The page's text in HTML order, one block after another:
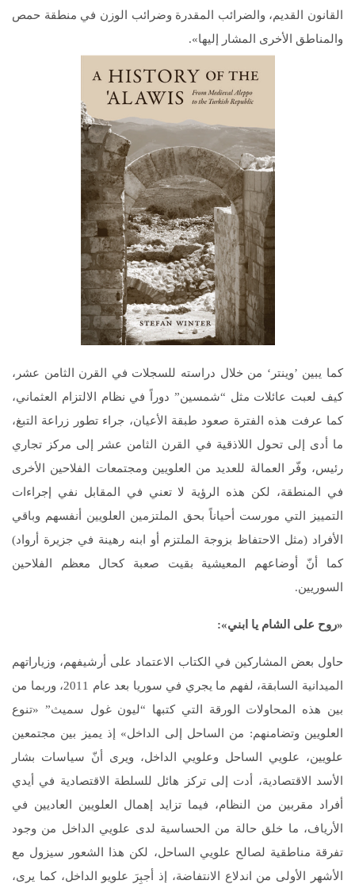
القانون القديم، والضرائب المقدرة وضرائب الوزن في منطقة حمص
والمناطق الأخرى المشار إليها».
كما يبين ’وينتر‘ من خلال دراسته للسجلات في القرن الثامن عشر،
كيف لعبت عائلات مثل “شمسين” دوراً في نظام الالتزام العثماني،
كما عرفت هذه الفترة صعود طبقة الأعيان، جراء تطور زراعة التبغ،
ما أدى إلى تحول اللاذقية في القرن الثامن عشر إلى مركز تجاري
رئيس، وفّر العمالة للعديد من العلويين ومجتمعات الفلاحين الأخرى
في المنطقة، لكن هذه الرؤية لا تعني في المقابل نفي إجراءات
التمييز التي مورست أحياناً بحق الملتزمين العلويين أنفسهم وباقي
الأفراد (مثل الاحتفاظ بزوجة الملتزم أو ابنه رهينة في جزيرة أرواد)
كما أنّ أوضاعهم المعيشية بقيت صعبة كحال معظم الفلاحين
السوريين.
«روح على الشام يا ابني»:
حاول بعض المشاركين في الكتاب الاعتماد على أرشيفهم، وزياراتهم
الميدانية السابقة، لفهم ما يجري في سوريا بعد عام 2011، وربما من
بين هذه المحاولات الورقة التي كتبها “ليون غول سميث” «تنوع
العلويين وتضامنهم: من الساحل إلى الداخل» إذ يميز بين مجتمعين
علويين، علويي الساحل وعلويي الداخل، ويرى أنّ سياسات بشار
الأسد الاقتصادية، أدت إلى تركز هائل للسلطة الاقتصادية في أيدي
أفراد مقربين من النظام، فيما تزايد إهمال العلويين العاديين في
الأرياف، ما خلق حالة من الحساسية لدى علويي الداخل من وجود
تفرقة مناطقية لصالح علويي الساحل، لكن هذا الشعور سيزول مع
الأشهر الأولى من اندلاع الانتفاضة، إذ أجبِرَ علويو الداخل، كما يرى،